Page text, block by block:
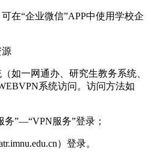
在“企业微信”APP中使用学校企
源
如一网通办、研究生教务系统、
系统访问。访问方法如
”—“VPN服务”登录；
）登录。